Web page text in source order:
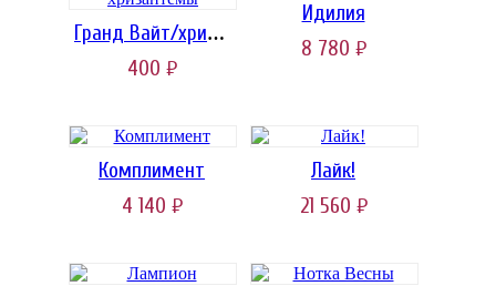
Гранд Вайт/хризантемы
400 руб.
Идилия
8 780 руб.
Комплимент
4 140 руб.
Лайк!
21 560 руб.